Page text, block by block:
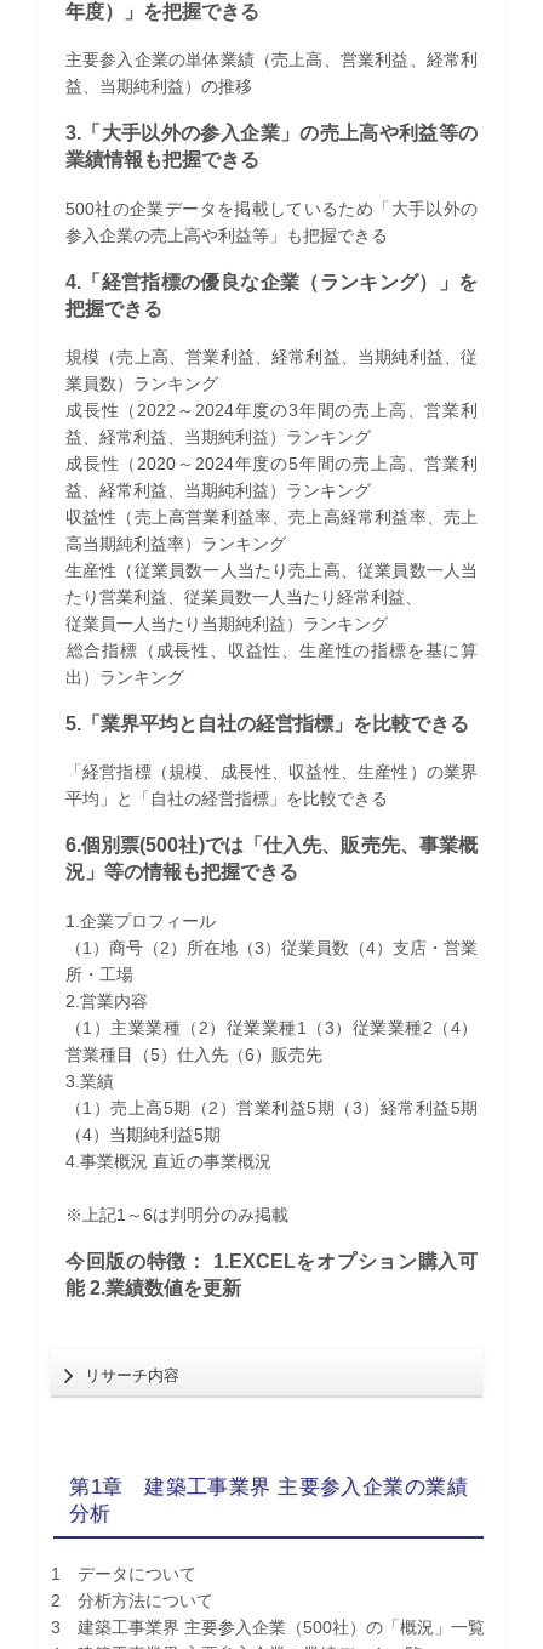
年度）」を把握できる
主要参入企業の単体業績（売上高、営業利益、経常利
益、当期純利益）の推移
3.「大手以外の参入企業」の売上高や利益等の
業績情報も把握できる
500社の企業データを掲載しているため「大手以外の
参入企業の売上高や利益等」も把握できる
4.「経営指標の優良な企業（ランキング）」を
把握できる
規模（売上高、営業利益、経常利益、当期純利益、従
業員数）ランキング
成長性（2022～2024年度の3年間の売上高、営業利
益、経常利益、当期純利益）ランキング
成長性（2020～2024年度の5年間の売上高、営業利
益、経常利益、当期純利益）ランキング
収益性（売上高営業利益率、売上高経常利益率、売上
高当期純利益率）ランキング
生産性（従業員数一人当たり売上高、従業員数一人当
たり営業利益、従業員数一人当たり経常利益、
従業員一人当たり当期純利益）ランキング
​総合指標（成長性、収益性、生産性の指標を基に算
出）ランキング
5.「業界平均と自社の経営指標」を比較できる
「経営指標（規模、成長性、収益性、生産性）の業界
平均」と「自社の経営指標」を比較できる
6.個別票(500社)では「仕入先、販売先、事業概
況」等の情報も把握できる
1.企業プロフィール
（1）商号（2）所在地（3）従業員数（4）支店・営業
所・工場
2.営業内容
（1）主業業種（2）従業業種1（3）従業業種2（4）
営業種目（5）仕入先（6）販売先
3.業績
（1）売上高5期（2）営業利益5期（3）経常利益5期
（4）当期純利益5期
4.事業概況 直近の事業概況
※上記1～6は判明分のみ掲載
今回版の特徴： 1.EXCELをオプション購入可
能 2.業績数値を更新
リサーチ内容
第1章 建築工事業界 主要参入企業の業績
分析
1 データについて
2 分析方法について
3 建築工事業界 主要参入企業（500社）の「概況」一覧